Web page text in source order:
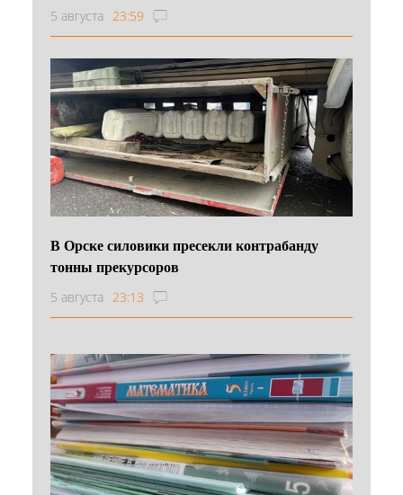
5 августа 23:59
В Орске силовики пресекли контрабанду
тонны прекурсоров
5 августа 23:13